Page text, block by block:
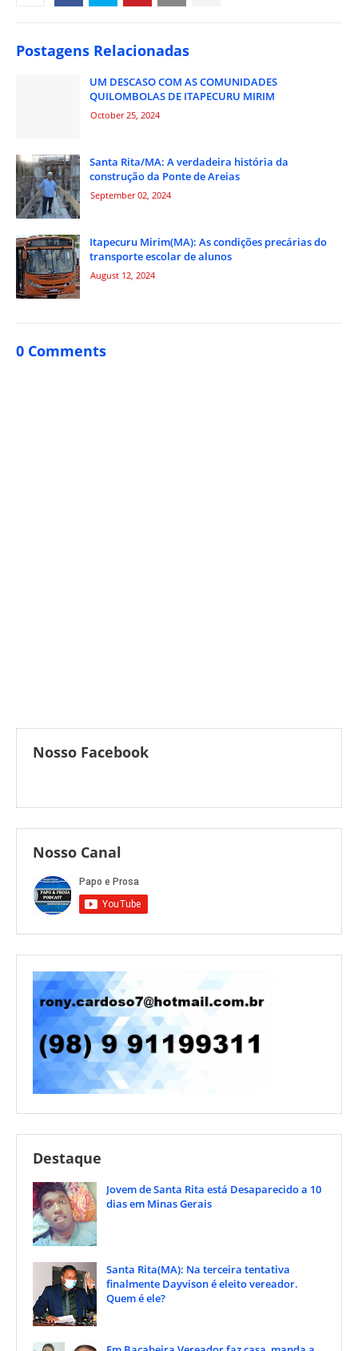
Postagens Relacionadas
UM DESCASO COM AS COMUNIDADES
QUILOMBOLAS DE ITAPECURU MIRIM
October 25, 2024
Santa Rita/MA: A verdadeira história da
construção da Ponte de Areias
September 02, 2024
Itapecuru Mirim(MA): As condições precárias do
transporte escolar de alunos
August 12, 2024
0 Comments
Nosso Facebook
Nosso Canal
Destaque
Jovem de Santa Rita está Desaparecido a 10
dias em Minas Gerais
Santa Rita(MA): Na terceira tentativa
finalmente Dayvison é eleito vereador.
Quem é ele?